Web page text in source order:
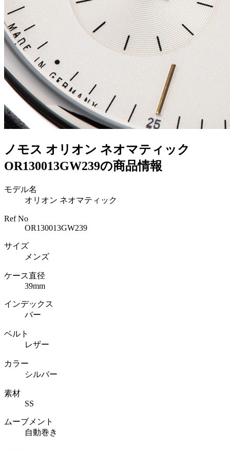
ノモス オリオン ネオマティック
OR130013GW239の商品情報
モデル名
オリオン ネオマティック
Ref No
OR130013GW239
サイズ
メンズ
ケース直径
39mm
インデックス
バー
ベルト
レザー
カラー
シルバー
素材
SS
ムーブメント
自動巻き